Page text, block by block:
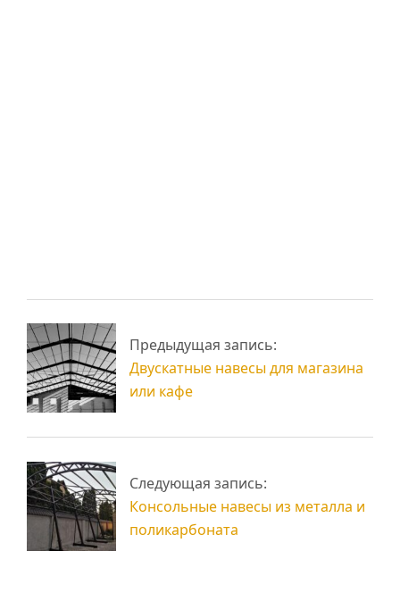
Продукция из
металла и услуги
гаражи из сэндвич-
панелей
Предыдущая запись:
Двускатные навесы для магазина
или кафе
Следующая запись:
Консольные навесы из металла и
поликарбоната